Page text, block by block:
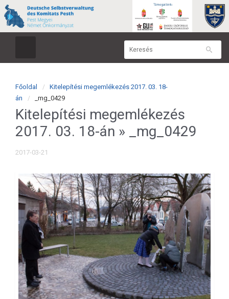
Főoldal
Kitelepítési megemlékezés 2017. 03. 18-
án
_mg_0429
Kitelepítési megemlékezés
2017. 03. 18-án » _mg_0429
2017-03-21